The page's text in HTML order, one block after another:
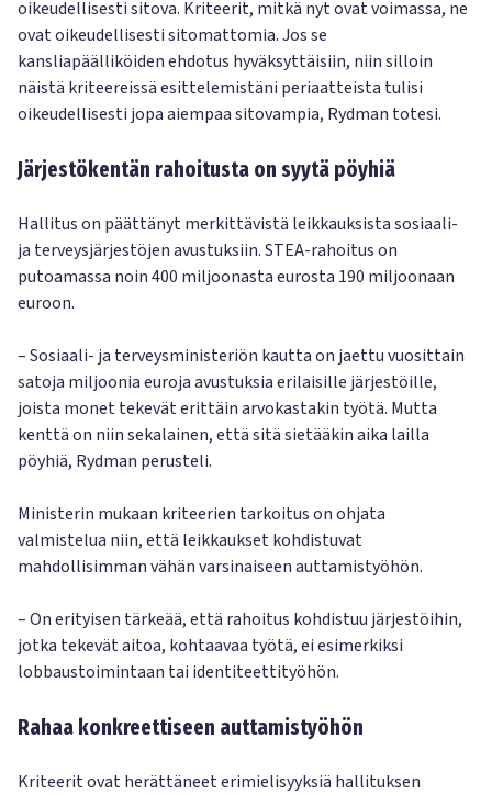
oikeudellisesti sitova. Kriteerit, mitkä nyt ovat voimassa, ne
ovat oikeudellisesti sitomattomia. Jos se
kansliapäälliköiden ehdotus hyväksyttäisiin, niin silloin
näistä kriteereissä esittelemistäni periaatteista tulisi
oikeudellisesti jopa aiempaa sitovampia, Rydman totesi.
Järjestökentän rahoitusta on syytä pöyhiä
Hallitus on päättänyt merkittävistä leikkauksista sosiaali-
ja terveysjärjestöjen avustuksiin. STEA-rahoitus on
putoamassa noin 400 miljoonasta eurosta 190 miljoonaan
euroon.
– Sosiaali- ja terveysministeriön kautta on jaettu vuosittain
satoja miljoonia euroja avustuksia erilaisille järjestöille,
joista monet tekevät erittäin arvokastakin työtä. Mutta
kenttä on niin sekalainen, että sitä sietääkin aika lailla
pöyhiä, Rydman perusteli.
Ministerin mukaan kriteerien tarkoitus on ohjata
valmistelua niin, että leikkaukset kohdistuvat
mahdollisimman vähän varsinaiseen auttamistyöhön.
– On erityisen tärkeää, että rahoitus kohdistuu järjestöihin,
jotka tekevät aitoa, kohtaavaa työtä, ei esimerkiksi
lobbaustoimintaan tai identiteettityöhön.
Rahaa konkreettiseen auttamistyöhön
Kriteerit ovat herättäneet erimielisyyksiä hallituksen